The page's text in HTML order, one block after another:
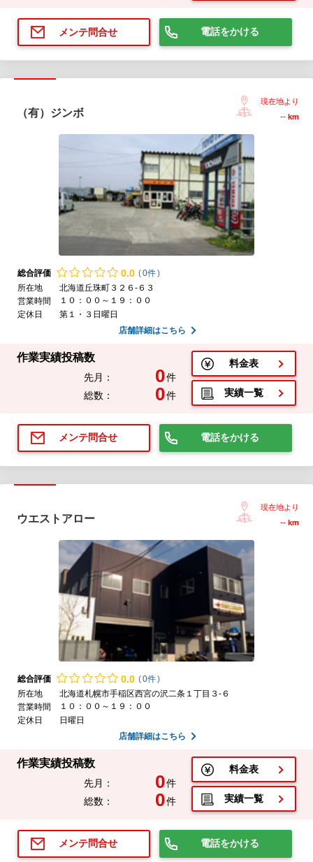
メンテ問合せ 電話をかける
（有）ジンボ
現在地より
-- km
総合評価 0.0 (0件)
所在地
北海道丘珠町３２６‐６３
営業時間
１０：００～１９：００
定休日
第１・３日曜日
店舗詳細はこちら
作業実績投稿数
先月： 0件
総数：
0件
料金表
実績一覧
メンテ問合せ 電話をかける
ウエストアロー
現在地より
-- km
総合評価 0.0 (0件)
所在地
北海道札幌市手稲区西宮の沢二条１丁目３-６
営業時間
１０：００～１９：００
定休日
日曜日
店舗詳細はこちら
作業実績投稿数
先月： 0件
総数：
0件
料金表
実績一覧
メンテ問合せ 電話をかける